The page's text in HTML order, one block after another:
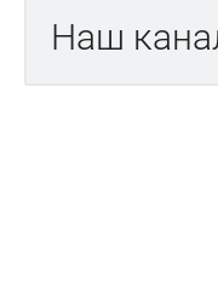
Наш